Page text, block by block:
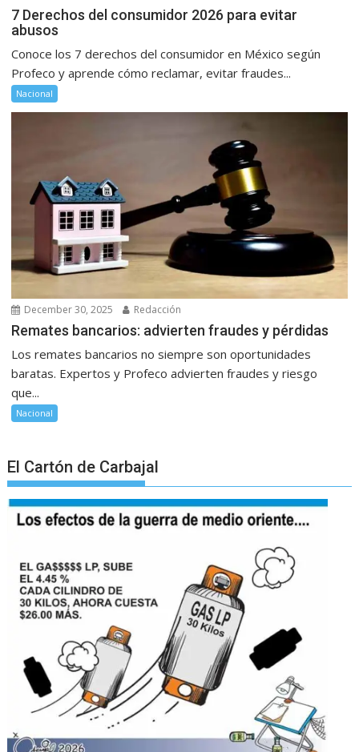
7 Derechos del consumidor 2026 para evitar
abusos
Conoce los 7 derechos del consumidor en México según
Profeco y aprende cómo reclamar, evitar fraudes...
Nacional
December 30, 2025 Redacción
Remates bancarios: advierten fraudes y pérdidas
Los remates bancarios no siempre son oportunidades
baratas. Expertos y Profeco advierten fraudes y riesgo
que...
Nacional
El Cartón de Carbajal